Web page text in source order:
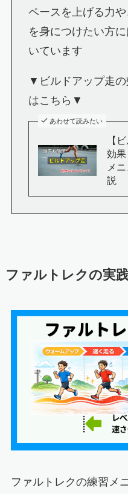
ペースを上げる力
を身につけたい方
いています
▼ビルドアップ走
はこちら▼
あわせて読みたい
【
効
メ
説
ファルトレクの実
ファルトレクの練習メ